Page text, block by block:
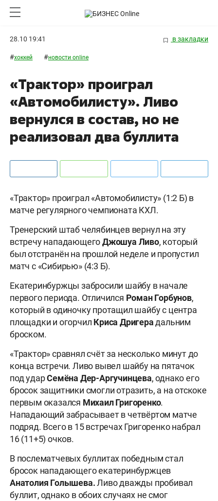
28.10 19:41 в закладки
#хоккей #новости online
«Трактор» проиграл
«Автомобилисту». Ливо
вернулся в состав, но не
реализовал два буллита
«Трактор» проиграл «Автомобилисту» (1:2 Б) в
матче регулярного чемпионата КХЛ.
Тренерский штаб челябинцев вернул на эту
встречу нападающегоДжошуа Ливо, который
был отстранён на прошлой неделе и пропустил
матч с «Сибирью» (4:3 Б).
Екатеринбуржцы забросили шайбу в начале
первого периода. Отличился Роман Горбунов,
который в одиночку протащил шайбу с центра
площадки и огорчил Криса Дригерадальним
броском.
«Трактор» сравнял счёт за несколько минут до
конца встречи. Ливо вывел шайбу на пятачок
под ударСемёна Дер-Аргучинцева, однако его
бросок защитники смогли отразить, а на отскоке
первым оказался Михаил Григоренко.
Нападающий забрасывает в четвёртом матче
подряд. Всего в 15 встречах Григоренко набрал
16 (11+5) очков.
В послематчевых буллитах победным стал
бросок нападающего екатеринбуржцев
Анатолия Голышева.Ливо дважды пробивал
буллит, однако в обоих случаях не смог